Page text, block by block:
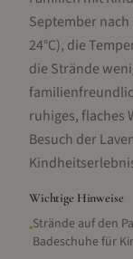
September nach
24°C), die
die Strände
ruhiges, flaches
Besuch der
Wichtige Hinweise
•Strände auf den
Badeschuhe für